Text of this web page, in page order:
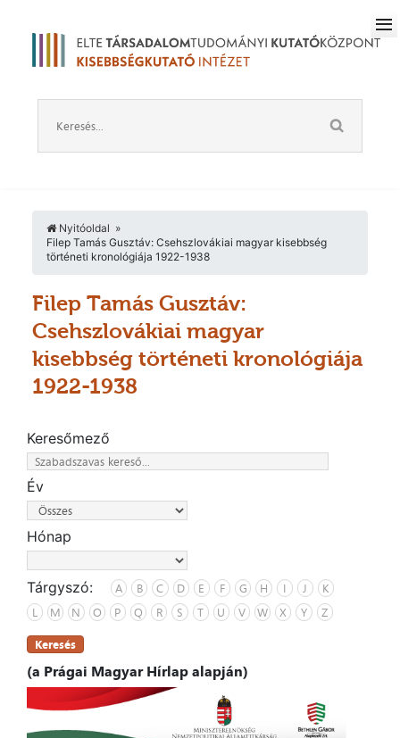
Nyitóoldal
Filep Tamás Gusztáv: Csehszlovákiai magyar kisebbség
történeti kronológiája 1922-1938
Filep Tamás Gusztáv:
Csehszlovákiai magyar
kisebbség történeti kronológiája
1922-1938
Keresőmező
Év
Hónap
Tárgyszó: A B C D E F G H I J
K
L
M N O P Q R S T U V W X Y Z
Keresés
(a Prágai Magyar Hírlap alapján)